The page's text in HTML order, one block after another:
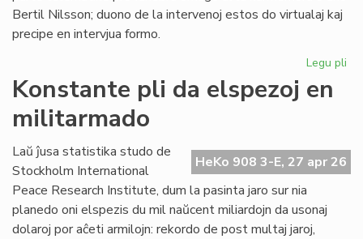
Bertil Nilsson; duono de la intervenoj estos do virtualaj kaj
precipe en intervjua formo.
Legu pli
pro
Konstante pli da elspezoj en
militarmado
HeKo 908 3-E, 27 apr 26
Laŭ ĵusa statistika studo de
Stockholm International
Peace Research Institute, dum la pasinta jaro sur nia
planedo oni elspezis du mil naŭcent miliardojn da usonaj
dolaroj por aĉeti armilojn: rekordo de post multaj jaroj,